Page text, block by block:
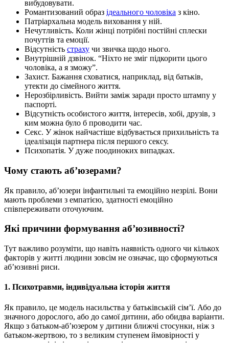
вибудовувати.
Романтизований образ ідеального чоловіка з кіно.
Патріархальна модель виховання у ній.
Нечутливість. Коли жінці потрібні постійні сплески
почуттів та емоції.
Відсутність страху чи звичка щодо нього.
Внутрішній дзвінок. “Ніхто не зміг підкорити цього
чоловіка, а я зможу”.
Захист. Бажання сховатися, наприклад, від батьків,
утекти до сімейного життя.
Нерозбірливість. Вийти заміж заради просто штампу у
паспорті.
Відсутність особистого життя, інтересів, хобі, друзів, з
ким можна було б проводити час.
Секс. У жінок найчастіше відбувається прихильність та
ідеалізація партнера після першого сексу.
Психопатія. У дуже поодиноких випадках.
Чому стають аб’юзерами?
Як правило, аб’юзери інфантильні та емоційно незрілі. Вони
мають проблеми з емпатією, здатності емоційно
співпереживати оточуючим.
Які причини формування аб’юзивності?
Тут важливо розуміти, що навіть наявність одного чи кількох
факторів у житті людини зовсім не означає, що сформуються
аб’юзивні риси.
1. Психотравми, індивідуальна історія життя
Як правило, це модель насильства у батьківській сім’ї. Або до
значного дорослого, або до самої дитини, або обидва варіанти.
Якщо з батьком-аб’юзером у дитини ближчі стосунки, ніж з
батьком-жертвою, то з великим ступенем ймовірності у